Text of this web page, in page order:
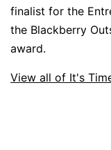
finalist for the
the Blackberry
award.
View all of It's